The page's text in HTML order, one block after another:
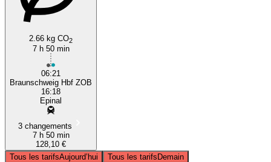
2.66 kg CO2
7 h 50 min
06:21
Braunschweig Hbf ZOB
16:18
Epinal
3 changements
7 h 50 min
128,10 €
Tous les tarifsAujourd’hui Tous les tarifsDemain